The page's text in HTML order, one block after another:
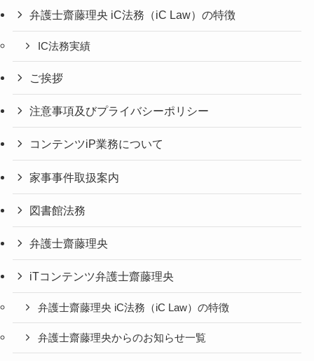
弁護士齋藤理央 iC法務（iC Law）の特徴
IC法務実績
ご挨拶
注意事項及びプライバシーポリシー
コンテンツiP業務について
家事事件取扱案内
図書館法務
弁護士齋藤理央
iTコンテンツ弁護士齋藤理央
弁護士齋藤理央 iC法務（iC Law）の特徴
弁護士齋藤理央からのお知らせ一覧